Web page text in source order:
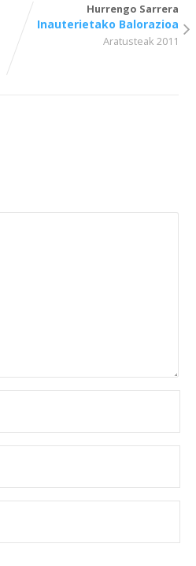
Hurrengo Sarrera
Inauterietako Balorazioa
Aratusteak 2011